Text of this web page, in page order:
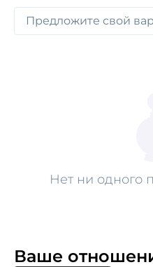
внутри.
Нет ни одного
Ваше